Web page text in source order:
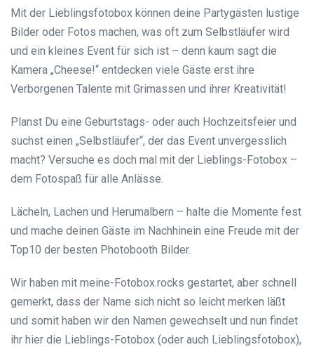
Mit der Lieblingsfotobox können deine Partygästen lustige
Bilder oder Fotos machen, was oft zum Selbstläufer wird
und ein kleines Event für sich ist – denn kaum sagt die
Kamera „Cheese!“ entdecken viele Gäste erst ihre
Verborgenen Talente mit Grimassen und ihrer Kreativität!
Planst Du eine Geburtstags- oder auch Hochzeitsfeier und
suchst einen „Selbstläufer“, der das Event unvergesslich
macht? Versuche es doch mal mit der Lieblings-Fotobox –
dem Fotospaß für alle Anlässe.
Lächeln, Lachen und Herumalbern – halte die Momente fest
und mache deinen Gäste im Nachhinein eine Freude mit der
Top10 der besten Photobooth Bilder.
Wir haben mit meine-Fotobox.rocks gestartet, aber schnell
gemerkt, dass der Name sich nicht so leicht merken läßt
und somit haben wir den Namen gewechselt und nun findet
ihr hier die Lieblings-Fotobox (oder auch Lieblingsfotobox),